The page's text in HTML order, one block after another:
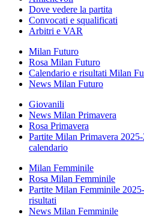
Dove vedere la partita
Convocati e squalificati
Arbitri e VAR
Milan Futuro
Rosa Milan Futuro
Calendario e risultati Milan
News Milan Futuro
Giovanili
News Milan Primavera
Rosa Primavera
Partite Milan Primavera
calendario
Milan Femminile
Rosa Milan Femminile
Partite Milan Femminile
risultati
News Milan Femminile